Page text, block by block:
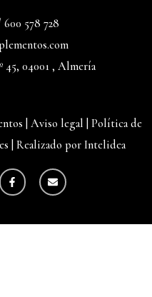
600 578 728
45, 04001 , Almería
| Aviso legal Política de
Realizado por Intelidea
F
a
c
o
E
n
v
o